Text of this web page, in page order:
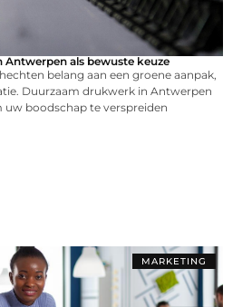
als bewuste keuze
belang aan een groene aanpak,
Duurzaam drukwerk in Antwerpen
boodschap te verspreiden
MARKETING